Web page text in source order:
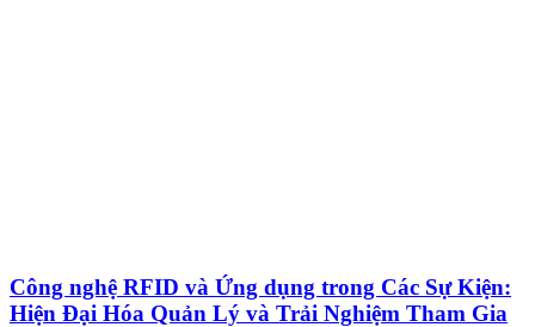
Công nghệ RFID và Ứng dụng trong Các Sự Kiện:
Hiện Đại Hóa Quản Lý và Trải Nghiệm Tham Gia